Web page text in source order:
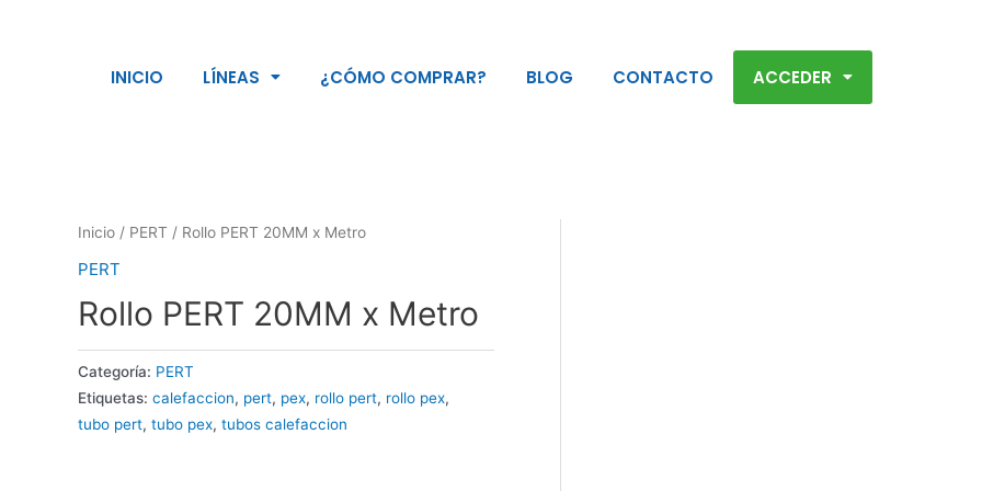
INICIO LÍNEAS ¿CÓMO COMPRAR? BLOG CONTACTO ACCEDER
Inicio/ PERT/ Rollo PERT 20MM x Metro
PERT
Rollo PERT 20MM x Metro
Categoría: PERT
Etiquetas: calefaccion, pert, pex, rollo pert, rollo pex,
tubo pert, tubo pex, tubos calefaccion